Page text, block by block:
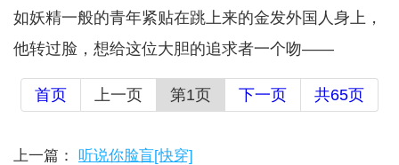
如妖精一般的青年紧贴在跳上来的金发外国人身上，
他转过脸，想给这位大胆的追求者一个吻——
首页 上一页 第1页 下一页 共65页
上一篇： 听说你脸盲[快穿]